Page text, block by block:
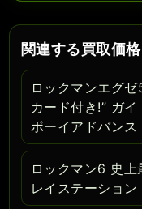
関連する買取価格
ロックマンエグ
カード付き!” ガ
ボーイアドバンス
ロックマン6 史
レイステーション